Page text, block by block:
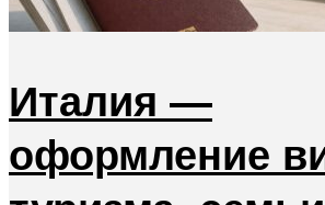
Италия —
оформление